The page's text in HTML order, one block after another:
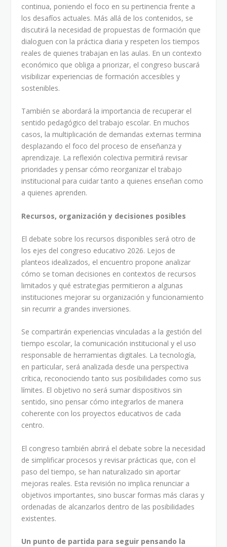
continua, poniendo el foco en su pertinencia frente a
los desafíos actuales. Más allá de los contenidos, se
discutirá la necesidad de propuestas de formación que
dialoguen con la práctica diaria y respeten los tiempos
reales de quienes trabajan en las aulas. En un contexto
económico que obliga a priorizar, el congreso buscará
visibilizar experiencias de formación accesibles y
sostenibles.
También se abordará la importancia de recuperar el
sentido pedagógico del trabajo escolar. En muchos
casos, la multiplicación de demandas externas termina
desplazando el foco del proceso de enseñanza y
aprendizaje. La reflexión colectiva permitirá revisar
prioridades y pensar cómo reorganizar el trabajo
institucional para cuidar tanto a quienes enseñan como
a quienes aprenden.
Recursos, organización y decisiones posibles
El debate sobre los recursos disponibles será otro de
los ejes del congreso educativo 2026. Lejos de
planteos idealizados, el encuentro propone analizar
cómo se toman decisiones en contextos de recursos
limitados y qué estrategias permitieron a algunas
instituciones mejorar su organización y funcionamiento
sin recurrir a grandes inversiones.
Se compartirán experiencias vinculadas a la gestión del
tiempo escolar, la comunicación institucional y el uso
responsable de herramientas digitales. La tecnología,
en particular, será analizada desde una perspectiva
crítica, reconociendo tanto sus posibilidades como sus
límites. El objetivo no será sumar dispositivos sin
sentido, sino pensar cómo integrarlos de manera
coherente con los proyectos educativos de cada
centro.
El congreso también abrirá el debate sobre la necesidad
de simplificar procesos y revisar prácticas que, con el
paso del tiempo, se han naturalizado sin aportar
mejoras reales. Esta revisión no implica renunciar a
objetivos importantes, sino buscar formas más claras y
ordenadas de alcanzarlos dentro de las posibilidades
existentes.
Un punto de partida para seguir pensando la